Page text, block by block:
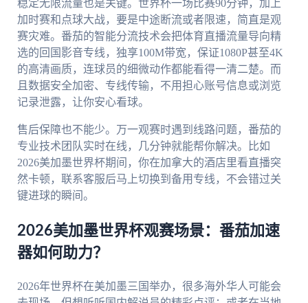
稳定无限流量也是关键。世界杯一场比赛90分钟，加上
加时赛和点球大战，要是中途断流或者限速，简直是观
赛灾难。番茄的智能分流技术会把体育直播流量导向精
选的回国影音专线，独享100M带宽，保证1080P甚至4K
的高清画质，连球员的细微动作都能看得一清二楚。而
且数据安全加密、专线传输，不用担心账号信息或浏览
记录泄露，让你安心看球。
售后保障也不能少。万一观赛时遇到线路问题，番茄的
专业技术团队实时在线，几分钟就能帮你解决。比如
2026美加墨世界杯期间，你在加拿大的酒店里看直播突
然卡顿，联系客服后马上切换到备用专线，不会错过关
键进球的瞬间。
2026美加墨世界杯观赛场景：番茄加速
器如何助力？
2026年世界杯在美加墨三国举办，很多海外华人可能会